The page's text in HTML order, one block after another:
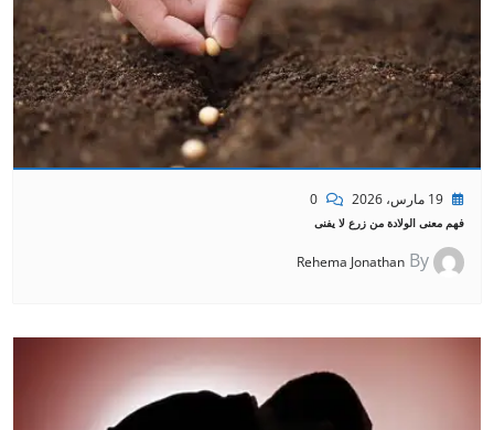
19 مارس، 2026 0
فهم معنى الولادة من زرع لا يفنى
By
Rehema Jonathan